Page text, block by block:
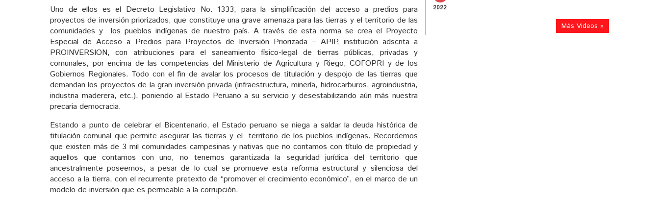
Uno de ellos es el Decreto Legislativo No. 1333, para la simplificación del acceso a predios para
proyectos de inversión priorizados, que constituye una grave amenaza para las tierras y el territorio de las
comunidades y los pueblos indígenas de nuestro país. A través de esta norma se crea el Proyecto
Especial de Acceso a Predios para Proyectos de Inversión Priorizada – APIP, institución adscrita a
PROINVERSION, con atribuciones para el saneamiento físico-legal de tierras públicas, privadas y
comunales, por encima de las competencias del Ministerio de Agricultura y Riego, COFOPRI y de los
Gobiernos Regionales. Todo con el fin de avalar los procesos de titulación y despojo de las tierras que
demandan los proyectos de la gran inversión privada (infraestructura, minería, hidrocarburos, agroindustria,
industria maderera, etc.), poniendo al Estado Peruano a su servicio y desestabilizando aún más nuestra
precaria democracia.
Estando a punto de celebrar el Bicentenario, el Estado peruano se niega a saldar la deuda histórica de
titulación comunal que permite asegurar las tierras y el territorio de los pueblos indígenas. Recordemos
que existen más de 3 mil comunidades campesinas y nativas que no contamos con título de propiedad y
aquellos que contamos con uno, no tenemos garantizada la seguridad jurídica del territorio que
ancestralmente poseemos; a pesar de lo cual se promueve esta reforma estructural y silenciosa del
acceso a la tierra, con el recurrente pretexto de “promover el crecimiento económico”, en el marco de un
modelo de inversión que es permeable a la corrupción.
2022
Más Videos »